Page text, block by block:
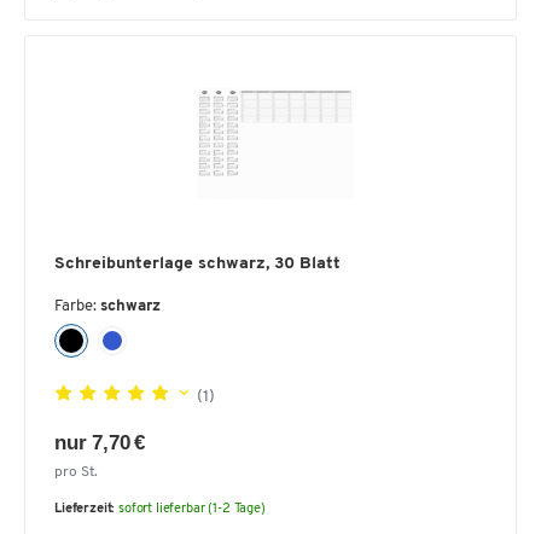
Schreibunterlage schwarz, 30 Blatt
Farbe: schwarz
(1)
nur 7,70 €
pro St.
Lieferzeit: sofort lieferbar (1-2 Tage)